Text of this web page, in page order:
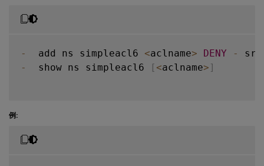
-
  add ns simpleacl6
<aclname> DENY -
-
  show ns simpleacl6
[ <aclname> ]
例: